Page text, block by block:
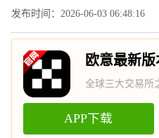
发布时间：2026-06-03 06:48:16
欧意最新版
全球三大交易所
APP下载